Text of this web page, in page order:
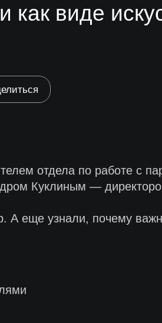
как виде
отдела по работе с
Куклиным —
еще узнали, почему